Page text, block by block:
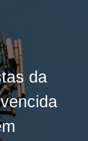
da
da